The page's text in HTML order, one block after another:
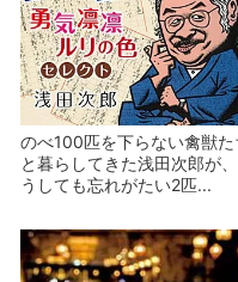
のべ100匹を下らない禽獣た
と暮らしてきた浅田次郎が
うしても忘れがたい2匹...